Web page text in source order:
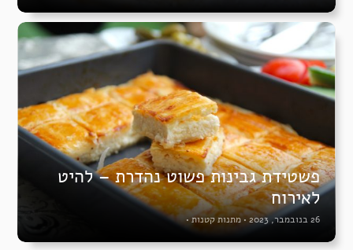
פשטידת גבינות פשוט נהדרת – להיט
לאירוח
26 בנובמבר, 2023 •מתנות קטנות•